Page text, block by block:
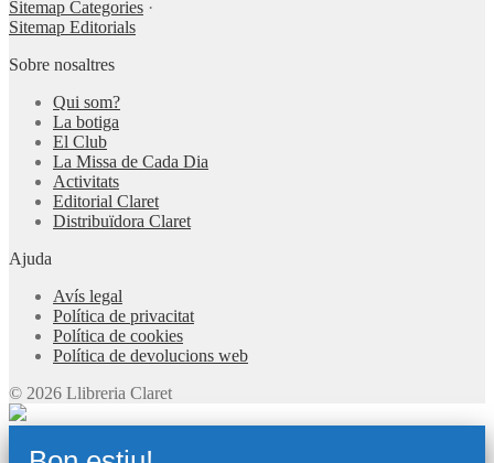
Sitemap Categories ·
Sitemap Editorials
Sobre nosaltres
Qui som?
La botiga
El Club
La Missa de Cada Dia
Activitats
Editorial Claret
Distribuïdora Claret
Ajuda
Avís legal
Política de privacitat
Política de cookies
Política de devolucions web
© 2026 Llibreria Claret